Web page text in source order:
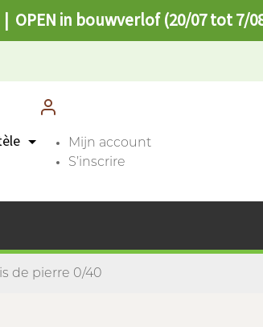
OPEN in bouwverlof (20/07 tot 7/
Mijn account
S’inscrire
de pierre 0/40